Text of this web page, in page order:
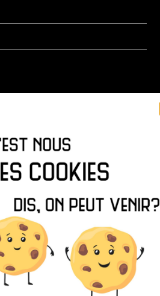
jeux| Powered byMinimalist
WordPress Theme